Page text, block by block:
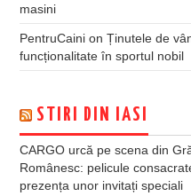
masini
PentruCaini onȚinutele de
funcționalitate în sportul nobil
STIRI DIN IASI
CARGO urcă pe scena din
Românesc: pelicule
prezența unor invitați speciali